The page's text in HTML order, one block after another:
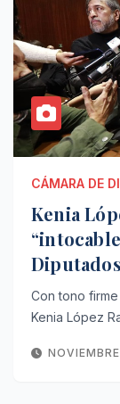
CÁMARA DE
Kenia
Diputados
Con tono
Kenia López